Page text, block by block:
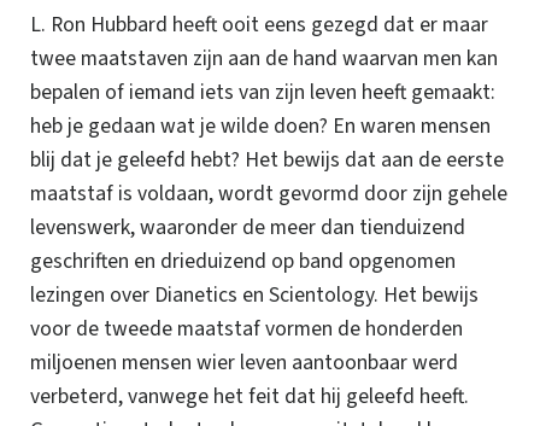
L. Ron Hubbard heeft ooit eens gezegd dat er maar
twee maatstaven zijn aan de hand waarvan men kan
bepalen of iemand iets van zijn leven heeft gemaakt:
heb je gedaan wat je wilde doen? En waren mensen
blij dat je geleefd hebt? Het bewijs dat aan de eerste
maatstaf is voldaan, wordt gevormd door zijn gehele
levenswerk, waaronder de meer dan tienduizend
geschriften en drieduizend op band opgenomen
lezingen over Dianetics en Scientology. Het bewijs
voor de tweede maatstaf vormen de honderden
miljoenen mensen wier leven aantoonbaar werd
verbeterd, vanwege het feit dat hij geleefd heeft.